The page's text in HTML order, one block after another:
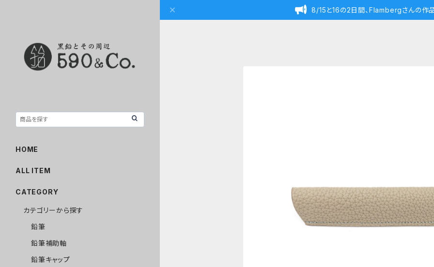
8/15と16の2日間、Flambergさんの作
HOME
ALL ITEM
CATEGORY
カテゴリーから探す
鉛筆
鉛筆補助軸
鉛筆キャップ